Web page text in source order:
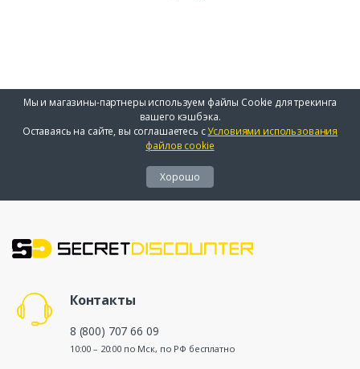
Мы и магазины-партнеры используем файлы Cookie для трекинга
вашего кэшбэка.
Оставаясь на сайте, вы соглашаетесь сУсловиями использования
файлов cookie
Хорошо
Контакты
8 (800) 707 66 09
10:00 – 20:00 по Мск, по РФ бесплатно